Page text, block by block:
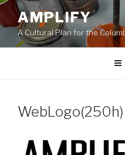
Skip
content
AMPLIFY
A Cultural Plan for the
WebLogo(250h)